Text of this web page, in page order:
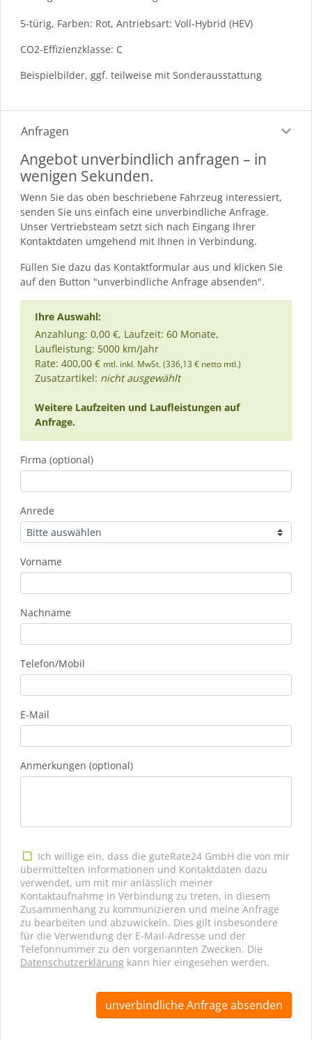
5-türig, Farben: Rot, Antriebsart: Voll-Hybrid (HEV)
CO2-Effizienzklasse: C
Beispielbilder, ggf. teilweise mit Sonderausstattung
Anfragen
Angebot unverbindlich anfragen – in
wenigen Sekunden.
Wenn Sie das oben beschriebene Fahrzeug interessiert,
senden Sie uns einfach eine unverbindliche Anfrage.
Unser Vertriebsteam setzt sich nach Eingang Ihrer
Kontaktdaten umgehend mit Ihnen in Verbindung.
Füllen Sie dazu das Kontaktformular aus und klicken Sie
auf den Button "unverbindliche Anfrage absenden".
Ihre Auswahl:
Anzahlung: 0,00 €, Laufzeit: 60 Monate,
Laufleistung: 5000 km/Jahr
Rate: 400,00 € mtl. inkl. MwSt. (336,13 € netto mtl.)
Zusatzartikel: nicht ausgewählt
Weitere Laufzeiten und Laufleistungen auf
Anfrage.
Firma (optional)
Anrede
Vorname
Nachname
Telefon/Mobil
E-Mail
Anmerkungen (optional)
Ich willige ein, dass die guteRate24 GmbH die von mir
übermittelten Informationen und Kontaktdaten dazu
verwendet, um mit mir anlässlich meiner
Kontaktaufnahme in Verbindung zu treten, in diesem
Zusammenhang zu kommunizieren und meine Anfrage
zu bearbeiten und abzuwickeln. Dies gilt insbesondere
für die Verwendung der E-Mail-Adresse und der
Telefonnummer zu den vorgenannten Zwecken. Die
Datenschutzerklärung kann hier eingesehen werden.
unverbindliche Anfrage absenden